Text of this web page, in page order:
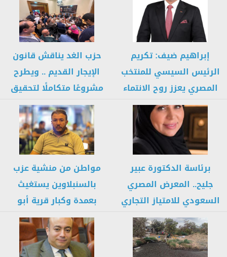
إبراهيم ضيف: تكريم
الرئيس السيسي للمنتخب
المصري يعزز روح الانتماء
ويؤكد أن...
حزب الغد يناقش قانون
الإيجار القديم .. ويطرح
مشروعًا متكاملًا لتحقيق
التوازن...
برئاسة الدكتورة عبير
جليح.. المعرض المصري
السعودي للامتياز التجاري
يفتح آفاقًا جديدة...
مواطن من منشية عزب
بالسنبلاوين يستغيث
بعمدة وكبار قرية أبو
قراميط لرفع...